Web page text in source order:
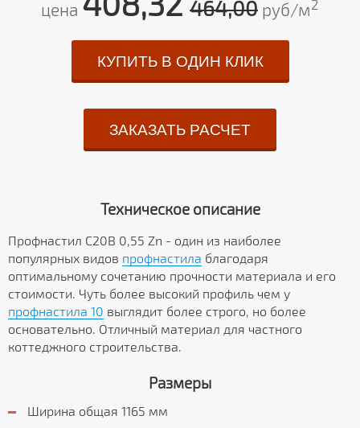
цена 464,00 руб/м2
КУПИТЬ В ОДИН КЛИК
ЗАКАЗАТЬ РАСЧЕТ
Техническое описание
Профнастил С20В 0,55 Zn - один из наиболее
популярных видов профнастила благодаря
оптимальному сочетанию прочности материала и его
стоимости. Чуть более высокий профиль чем у
профнастила 10 выглядит более строго, но более
основательно. Отличный материал для частного
коттеджного строительства.
Размеры
Ширина общая 1165 мм